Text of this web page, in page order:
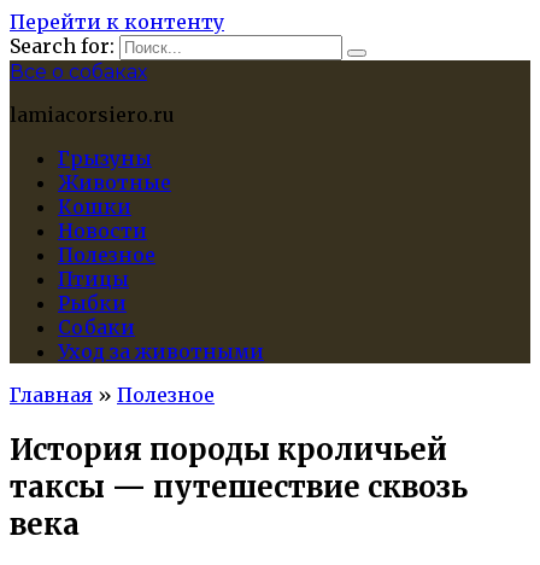
Перейти к контенту
Search for:
Все о собаках
lamiacorsiero.ru
Грызуны
Животные
Кошки
Новости
Полезное
Птицы
Рыбки
Собаки
Уход за животными
Главная » Полезное
История породы кроличьей
таксы — путешествие сквозь
века